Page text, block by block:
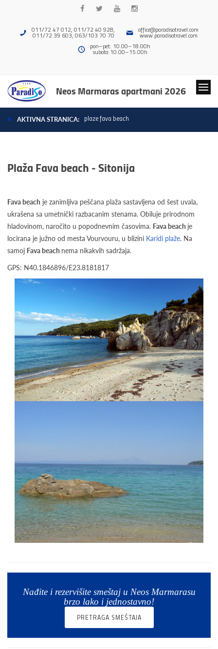
011/72 47 012, 011/72 40 928,
011/72 39 603, 063/103 70 70
office@paradisotravel.com
www.paradisotravel.com
pon–pet: 10.00–18.00h
subota 10.00–15.00h
Neos Marmaras apartmani 2026
AKTIVNA STRANICA: plaze fava beach
Plaža Fava beach - Sitonija
Fava beach je zanimljiva peščana plaža sastavljena od šest uvala,
ukrašena sa umetnički razbacanim stenama. Obiluje prirodnom
hladovinom, naročito u popodnevnim časovima. Fava beach je
locirana je južno od mesta Vourvouru, u blizini Karidi plaže. Na
samoj Fava beach nema nikakvih sadržaja.
GPS: N40.1846896/E23.8181817
Nađite i rezervišite smeštaj u Neos Marmarasu
brzo lako i jednostavno!
PRETRAGA SMEŠTAJA